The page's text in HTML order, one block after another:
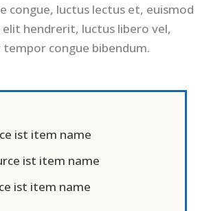
congue, luctus lectus et, euismod
hendrerit, luctus libero vel,
congue bibendum.
ist item name
ist item name
ist item name